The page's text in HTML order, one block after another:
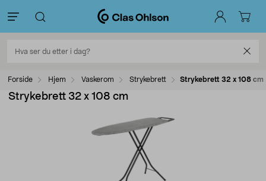
Forside Hjem Vaskerom Strykebrett Strykebrett 32 x 108 cm
Strykebrett 32 x 108 cm